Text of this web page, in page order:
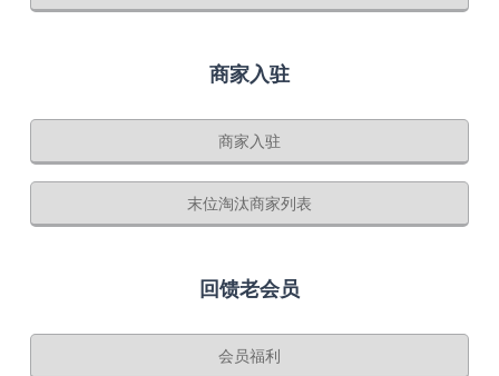
商家入驻
商家入驻
末位淘汰商家列表
回馈老会员
会员福利